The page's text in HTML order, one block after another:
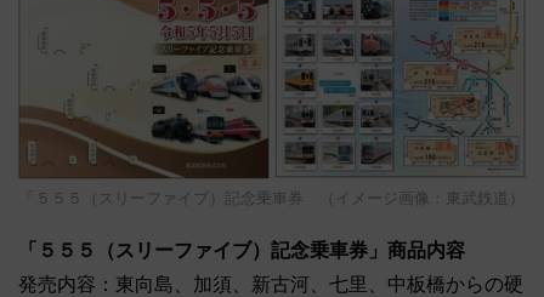
「５５５（スリーファイブ）記念乗車券 （イメージ画像：東武鉄道）
「５５５（スリーファイブ）記念乗車券」商品内容
発売内容：東向島、加須、新古河、七里、中板橋からの硬